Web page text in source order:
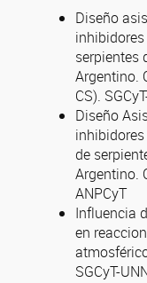
Diseño
serpientes
Argentino.
CS).
Diseño
de
Argentino.
ANPCyT
Influencia
en
SGCyT-